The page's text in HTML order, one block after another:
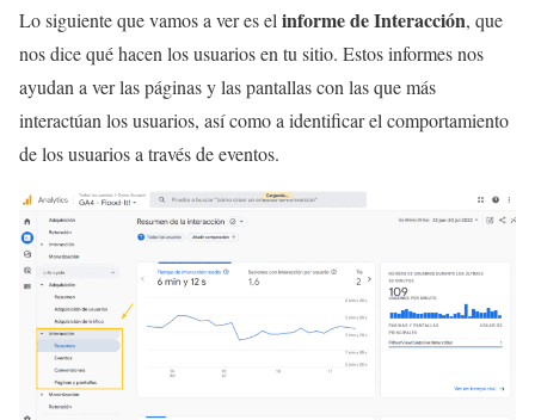
Lo siguiente que vamos a ver es elinforme de Interacción, que
nos dice qué hacen los usuarios en tu sitio. Estos informes nos
ayudan a ver las páginas y las pantallas con las que más
interactúan los usuarios, así como a identificar el comportamiento
de los usuarios a través de eventos.